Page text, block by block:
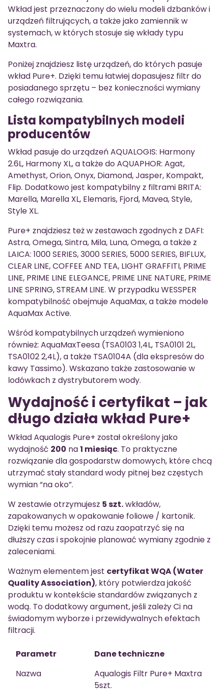
Wkład jest przeznaczony do wielu modeli dzbanków i
urządzeń filtrujących, a także jako zamiennik w
systemach, w których stosuje się wkłady typu
Maxtra.
Poniżej znajdziesz listę urządzeń, do których pasuje
wkład Pure+. Dzięki temu łatwiej dopasujesz filtr do
posiadanego sprzętu – bez konieczności wymiany
całego rozwiązania.
Lista kompatybilnych modeli
producentów
Wkład pasuje do urządzeń AQUALOGIS: Harmony
2.6L, Harmony XL, a także do AQUAPHOR: Agat,
Amethyst, Orion, Onyx, Diamond, Jasper, Kompakt,
Flip. Dodatkowo jest kompatybilny z filtrami BRITA:
Marella, Marella XL, Elemaris, Fjord, Mavea, Style,
Style XL.
Pure+ znajdziesz też w zestawach zgodnych z DAFI:
Astra, Omega, Sintra, Mila, Luna, Omega, a także z
LAICA: 1000 SERIES, 3000 SERIES, 5000 SERIES, BIFLUX,
CLEAR LINE, COFFEE AND TEA, LIGHT GRAFFITI, PRIME
LINE, PRIME LINE ELEGANCE, PRIME LINE NATURE, PRIME
LINE SPRING, STREAM LINE. W przypadku WESSPER
kompatybilność obejmuje AquaMax, a także modele
AquaMax Active.
Wśród kompatybilnych urządzeń wymieniono
również: AquaMaxTeesa (TSA0103 1,4L, TSA0101 2L,
TSA0102 2,4L), a także TSA0104A (dla ekspresów do
kawy Tassimo). Wskazano także zastosowanie w
lodówkach z dystrybutorem wody.
Wydajność i certyfikat – jak
długo działa wkład Pure+
Wkład Aqualogis Pure+ został określony jako
wydajność 200 na1 miesiąc. To praktyczne
rozwiązanie dla gospodarstw domowych, które chcą
utrzymać stały standard wody pitnej bez częstych
wymian “na oko”.
W zestawie otrzymujesz 5 szt.wkładów,
zapakowanych w opakowanie foliowe / kartonik.
Dzięki temu możesz od razu zaopatrzyć się na
dłuższy czas i spokojnie planować wymiany zgodnie z
zaleceniami.
Ważnym elementem jest certyfikat WQA (Water
Quality Association), który potwierdza jakość
produktu w kontekście standardów związanych z
wodą. To dodatkowy argument, jeśli zależy Ci na
świadomym wyborze i przewidywalnych efektach
filtracji.
Parametr
Dane techniczne
Nazwa
Aqualogis Filtr Pure+ Maxtra
5szt.